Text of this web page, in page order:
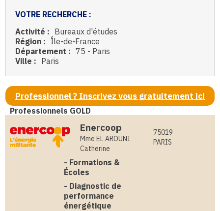
VOTRE RECHERCHE :
Activité : Bureaux d'études
Région : Île-de-France
Département : 75 - Paris
Ville : Paris
Professionnel ? Inscrivez vous gratuitement ici
Professionnels GOLD
Enercoop
Mme EL AROUNI
Catherine
75019
PARIS
- Formations &
Écoles
- Diagnostic de
performance
énergétique